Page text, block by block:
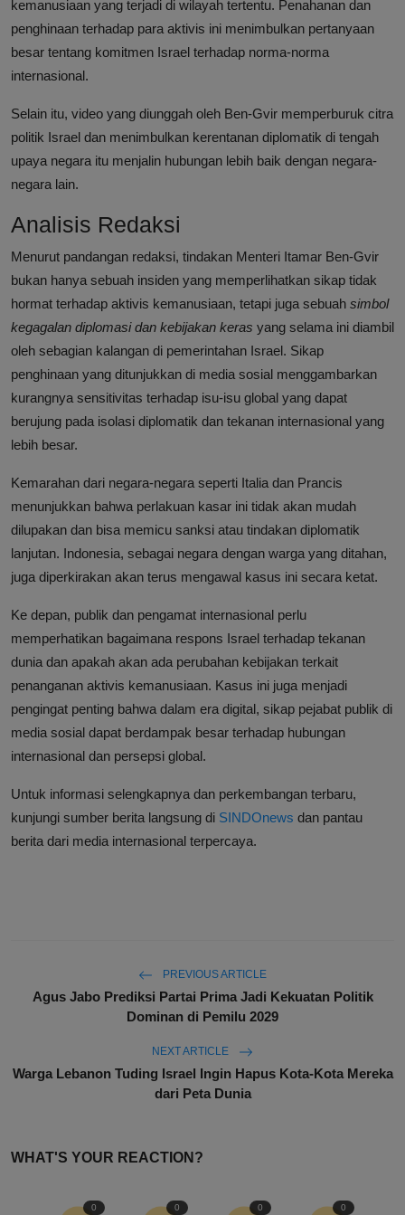
kemanusiaan yang terjadi di wilayah tertentu. Penahanan dan
penghinaan terhadap para aktivis ini menimbulkan pertanyaan
besar tentang komitmen Israel terhadap norma-norma
internasional.
Selain itu, video yang diunggah oleh Ben-Gvir memperburuk citra
politik Israel dan menimbulkan kerentanan diplomatik di tengah
upaya negara itu menjalin hubungan lebih baik dengan negara-
negara lain.
Analisis Redaksi
Menurut pandangan redaksi, tindakan Menteri Itamar Ben-Gvir
bukan hanya sebuah insiden yang memperlihatkan sikap tidak
hormat terhadap aktivis kemanusiaan, tetapi juga sebuah simbol
kegagalan diplomasi dan kebijakan keras yang selama ini diambil
oleh sebagian kalangan di pemerintahan Israel. Sikap
penghinaan yang ditunjukkan di media sosial menggambarkan
kurangnya sensitivitas terhadap isu-isu global yang dapat
berujung pada isolasi diplomatik dan tekanan internasional yang
lebih besar.
Kemarahan dari negara-negara seperti Italia dan Prancis
menunjukkan bahwa perlakuan kasar ini tidak akan mudah
dilupakan dan bisa memicu sanksi atau tindakan diplomatik
lanjutan. Indonesia, sebagai negara dengan warga yang ditahan,
juga diperkirakan akan terus mengawal kasus ini secara ketat.
Ke depan, publik dan pengamat internasional perlu
memperhatikan bagaimana respons Israel terhadap tekanan
dunia dan apakah akan ada perubahan kebijakan terkait
penanganan aktivis kemanusiaan. Kasus ini juga menjadi
pengingat penting bahwa dalam era digital, sikap pejabat publik di
media sosial dapat berdampak besar terhadap hubungan
internasional dan persepsi global.
Untuk informasi selengkapnya dan perkembangan terbaru,
kunjungi sumber berita langsung di SINDOnews dan pantau
berita dari media internasional terpercaya.
PREVIOUS ARTICLE
Agus Jabo Prediksi Partai Prima Jadi Kekuatan Politik
Dominan di Pemilu 2029
NEXT ARTICLE
Warga Lebanon Tuding Israel Ingin Hapus Kota-Kota Mereka
dari Peta Dunia
WHAT'S YOUR REACTION?
0 0 0 0